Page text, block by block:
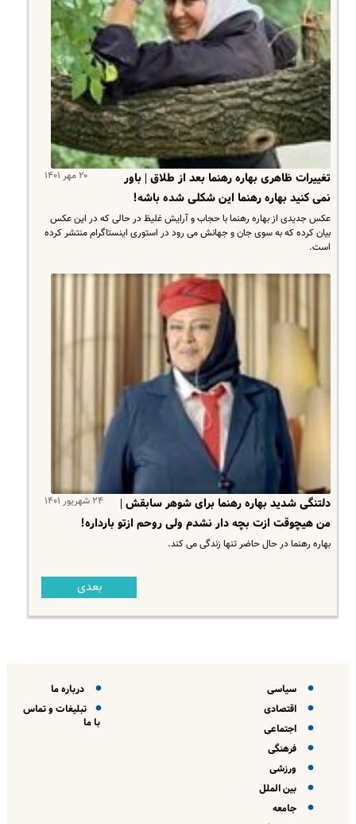
۲۰ مهر ۱۴۰۱
تغییرات ظاهری بهاره رهنما بعد از طلاق | باور
نمی کنید بهاره رهنما این شکلی شده باشه!
عکس جدیدی از بهاره رهنما با حجاب و آرایش غلیظ در حالی که در این عکس
بیان کرده که به سوی جان و جهانش می رود در استوری اینستاگرام منتشر کرده
است.
۲۴ شهریور ۱۴۰۱
دلتنگی شدید بهاره رهنما برای شوهر سابقش |
من هیچوقت ازت بچه دار نشدم ولی روحم ازتو بارداره!
بهاره رهنما در حال حاضر تنها زندگی می کند.
بعدی
سیاسی
اقتصادی
اجتماعی
فرهنگی
ورزشی
بین الملل
جامعه
درباره ما
تبلیغات و تماس
با ما